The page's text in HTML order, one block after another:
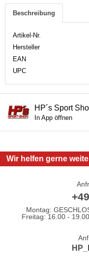
Beschreibung
Artikel-Nr.
Hersteller
EAN
UPC
HP´s Sport
In App öffnen
Wir helfen gerne
Montag:
Freitag: 16.00 -